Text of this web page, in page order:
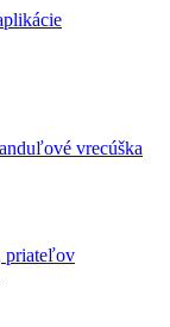
vrecúška
priateľov